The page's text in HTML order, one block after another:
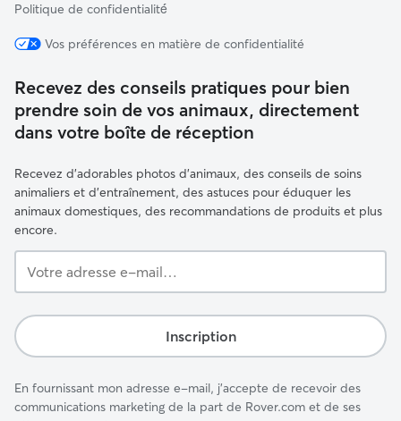
Politique de confidentialité́
Vos préférences en matière de confidentialité
Recevez des conseils pratiques pour bien
prendre soin de vos animaux, directement
dans votre boîte de réception
Recevez d'adorables photos d'animaux, des conseils de soins
animaliers et d'entraînement, des astuces pour éduquer les
animaux domestiques, des recommandations de produits et plus
encore.
adresse
mail…
Inscription
En fournissant mon adresse e-mail, j'accepte de recevoir des
communications marketing de la part de Rover.com et de ses